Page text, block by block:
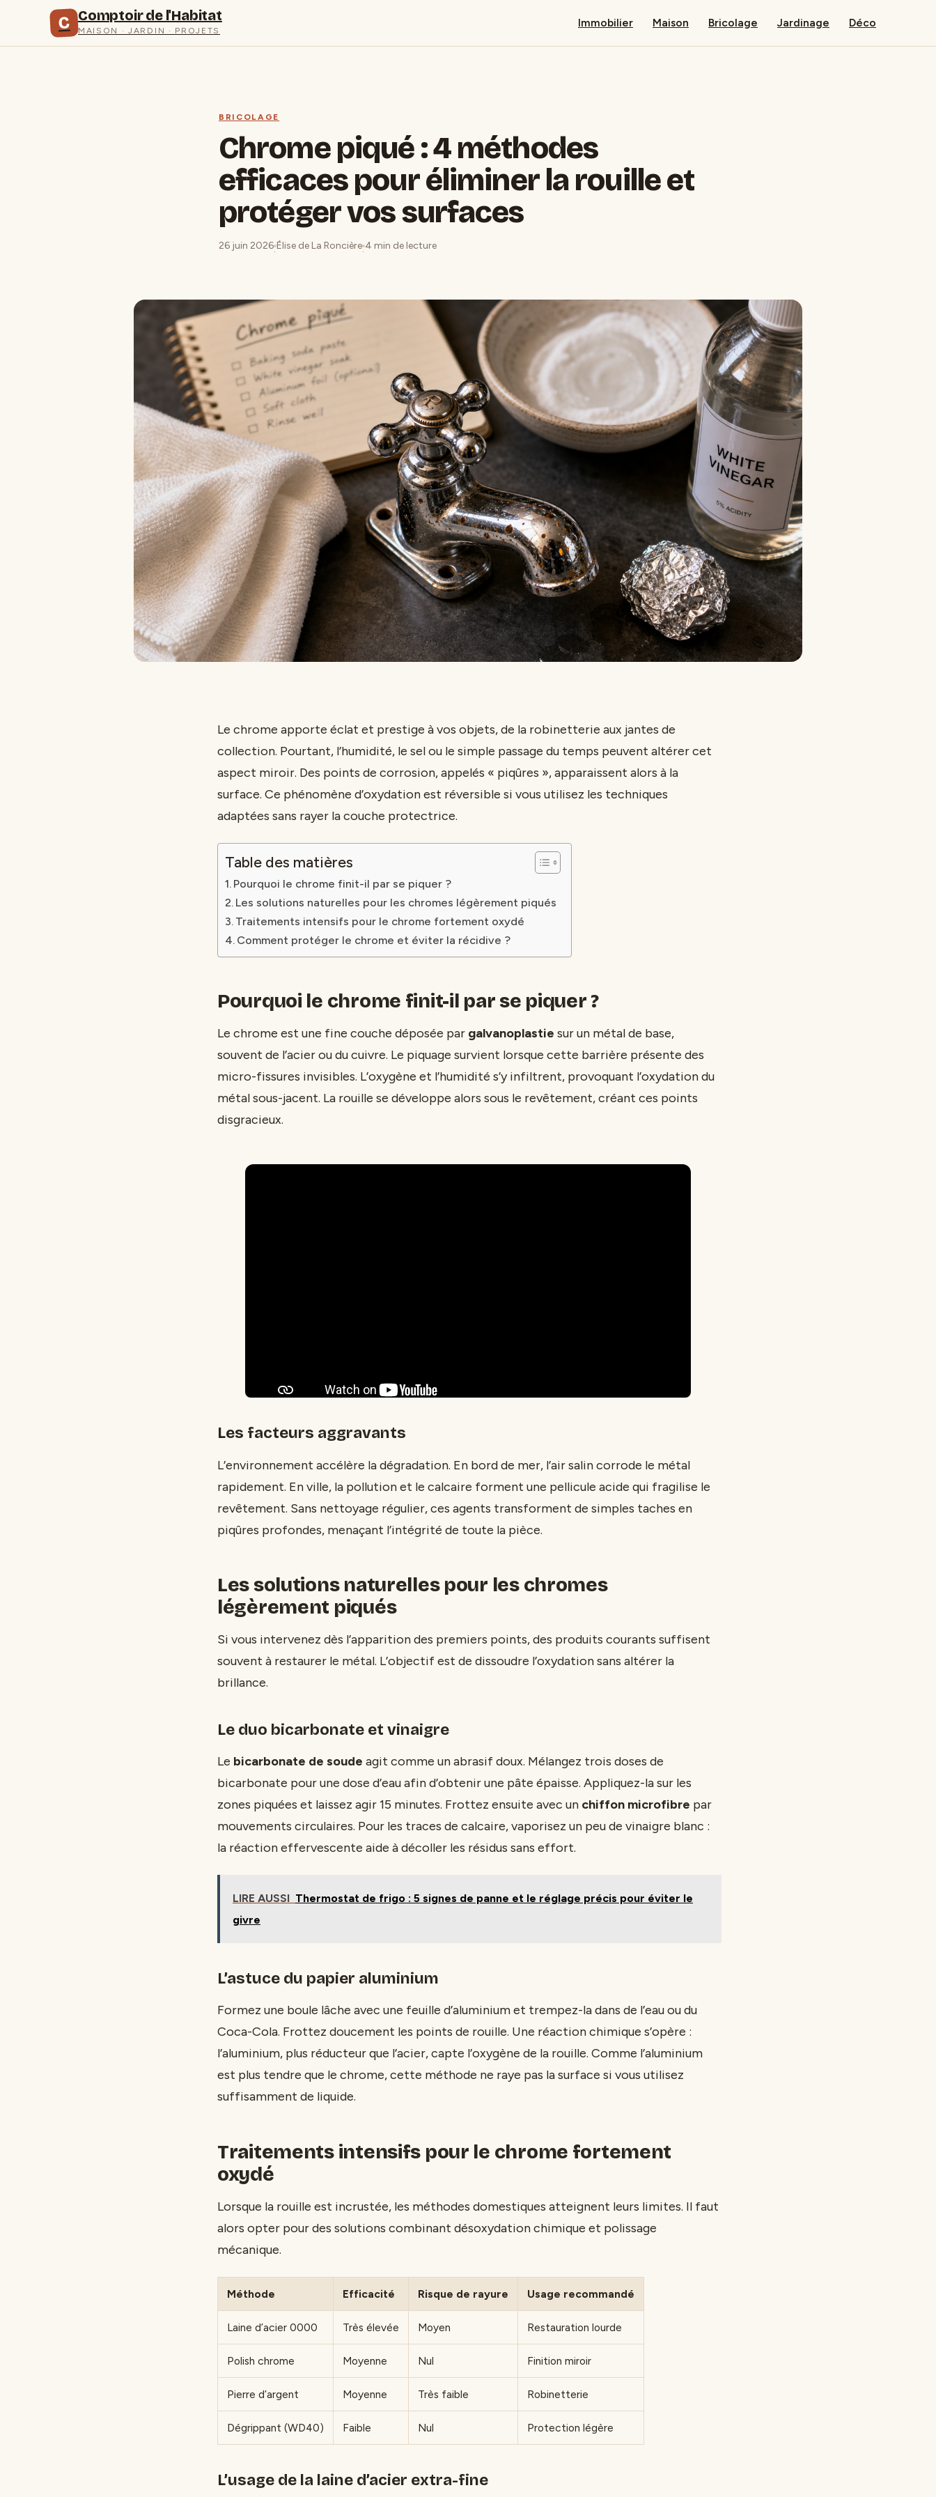
C Comptoir de l'Habitat
MAISON · JARDIN · PROJETS
Immobilier Maison Bricolage Jardinage Déco
BRICOLAGE
Chrome piqué : 4 méthodes
efficaces pour éliminer la rouille et
protéger vos surfaces
26 juin 2026
·
Élise de La Roncière
·
4 min de lecture
Le chrome apporte éclat et prestige à vos objets, de la robinetterie aux jantes de
collection. Pourtant, l’humidité, le sel ou le simple passage du temps peuvent altérer cet
aspect miroir. Des points de corrosion, appelés « piqûres », apparaissent alors à la
surface. Ce phénomène d’oxydation est réversible si vous utilisez les techniques
adaptées sans rayer la couche protectrice.
Table des matières
Pourquoi le chrome finit-il par se piquer ?
Les solutions naturelles pour les chromes légèrement piqués
Traitements intensifs pour le chrome fortement oxydé
Comment protéger le chrome et éviter la récidive ?
Pourquoi le chrome finit-il par se piquer ?
Le chrome est une fine couche déposée par galvanoplastie sur un métal de base,
souvent de l’acier ou du cuivre. Le piquage survient lorsque cette barrière présente des
micro-fissures invisibles. L’oxygène et l’humidité s’y infiltrent, provoquant l’oxydation du
métal sous-jacent. La rouille se développe alors sous le revêtement, créant ces points
disgracieux.
Les facteurs aggravants
L’environnement accélère la dégradation. En bord de mer, l’air salin corrode le métal
rapidement. En ville, la pollution et le calcaire forment une pellicule acide qui fragilise le
revêtement. Sans nettoyage régulier, ces agents transforment de simples taches en
piqûres profondes, menaçant l’intégrité de toute la pièce.
Les solutions naturelles pour les chromes
légèrement piqués
Si vous intervenez dès l’apparition des premiers points, des produits courants suffisent
souvent à restaurer le métal. L’objectif est de dissoudre l’oxydation sans altérer la
brillance.
Le duo bicarbonate et vinaigre
Le bicarbonate de soude agit comme un abrasif doux. Mélangez trois doses de
bicarbonate pour une dose d’eau afin d’obtenir une pâte épaisse. Appliquez-la sur les
zones piquées et laissez agir 15 minutes. Frottez ensuite avec un chiffon microfibre par
mouvements circulaires. Pour les traces de calcaire, vaporisez un peu de vinaigre blanc :
la réaction effervescente aide à décoller les résidus sans effort.
LIRE AUSSI Thermostat de frigo : 5 signes de panne et le réglage précis pour éviter le
givre
L’astuce du papier aluminium
Formez une boule lâche avec une feuille d’aluminium et trempez-la dans de l’eau ou du
Coca-Cola. Frottez doucement les points de rouille. Une réaction chimique s’opère :
l’aluminium, plus réducteur que l’acier, capte l’oxygène de la rouille. Comme l’aluminium
est plus tendre que le chrome, cette méthode ne raye pas la surface si vous utilisez
suffisamment de liquide.
Traitements intensifs pour le chrome fortement
oxydé
Lorsque la rouille est incrustée, les méthodes domestiques atteignent leurs limites. Il faut
alors opter pour des solutions combinant désoxydation chimique et polissage
mécanique.
Méthode Efficacité Risque de rayure Usage recommandé
Laine d’acier 0000 Très élevée Moyen Restauration lourde
Polish chrome Moyenne Nul Finition miroir
Pierre d’argent Moyenne Très faible Robinetterie
Dégrippant (WD40) Faible Nul Protection légère
L’usage de la laine d’acier extra-fine